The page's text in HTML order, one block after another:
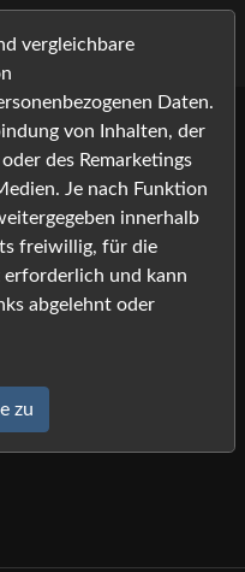
Bilder
vergleichbare
Daten.
von Inhalten, der
des Remarketings
Je nach Funktion
innerhalb
freiwillig, für die
und kann
abgelehnt oder
zu